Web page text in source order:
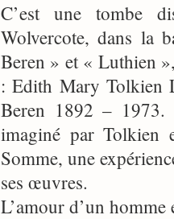
C’est une tombe
Wolvercote, dans la
Beren » et « Luthien
: Edith Mary Tolkien
Beren 1892 – 1973.
imaginé par Tolkien
Somme, une
ses œuvres.
L’amour d’un homme